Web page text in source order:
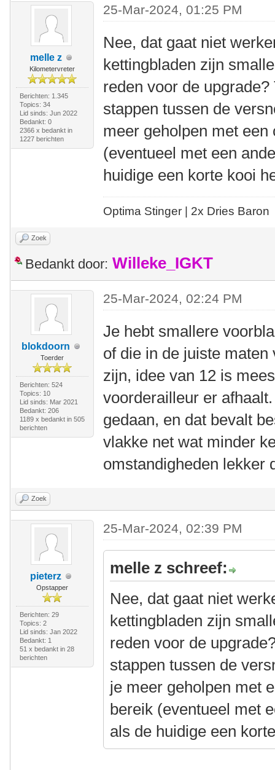
melle z
Kilometervreter
Berichten: 1.345
Topics: 34
Lid sinds: Jun 2022
Bedankt: 0
2366 x bedankt in
1227 berichten
25-Mar-2024, 01:25 PM
Nee, dat gaat niet
kettingbladen zijn
reden voor de
stappen tussen de
meer geholpen met
(eventueel met een
huidige een korte kooi
Optima Stinger | 2x Dries Baron
Zoek
Bedankt door: Willeke_IGKT
blokdoorn
Toerder
Berichten: 524
Topics: 10
Lid sinds: Mar 2021
Bedankt: 206
1189 x bedankt in 505
berichten
25-Mar-2024, 02:24 PM
Je hebt smallere
of die in de juiste
zijn, idee van 12 is
voorderailleur er
gedaan, en dat bevalt
vlakke net wat minder
omstandigheden lekker
Zoek
pieterz
Opstapper
Berichten: 29
Topics: 2
Lid sinds: Jan 2022
Bedankt: 1
51 x bedankt in 28
berichten
25-Mar-2024, 02:39 PM
melle z schreef:
Nee, dat gaat niet
kettingbladen zijn
reden voor de
stappen tussen de
je meer geholpen met
bereik (eventueel met
als de huidige een